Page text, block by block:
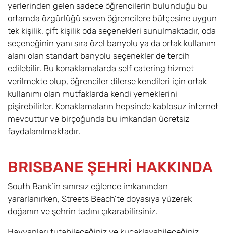
yerlerinden gelen sadece öğrencilerin bulunduğu bu
ortamda özgürlüğü seven öğrencilere bütçesine uygun
tek kişilik, çift kişilik oda seçenekleri sunulmaktadır, oda
seçeneğinin yanı sıra özel banyolu ya da ortak kullanım
alanı olan standart banyolu seçenekler de tercih
edilebilir. Bu konaklamalarda self catering hizmet
verilmekte olup, öğrenciler dilerse kendileri için ortak
kullanımı olan mutfaklarda kendi yemeklerini
pişirebilirler. Konaklamaların hepsinde kablosuz internet
mevcuttur ve birçoğunda bu imkandan ücretsiz
faydalanılmaktadır.
BRISBANE ŞEHRİ HAKKINDA
South Bank’in sınırsız eğlence imkanından
yararlanırken, Streets Beach’te doyasıya yüzerek
doğanın ve şehrin tadını çıkarabilirsiniz.